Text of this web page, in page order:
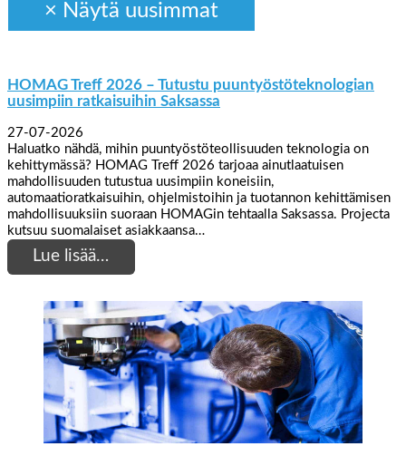
HOMAG Treff 2026 – Tutustu puuntyöstöteknologian
uusimpiin ratkaisuihin Saksassa
27-07-2026
Haluatko nähdä, mihin puuntyöstöteollisuuden teknologia on
kehittymässä? HOMAG Treff 2026 tarjoaa ainutlaatuisen
mahdollisuuden tutustua uusimpiin koneisiin,
automaatioratkaisuihin, ohjelmistoihin ja tuotannon kehittämisen
mahdollisuuksiin suoraan HOMAGin tehtaalla Saksassa. Projecta
kutsuu suomalaiset asiakkaansa…
Lue lisää…